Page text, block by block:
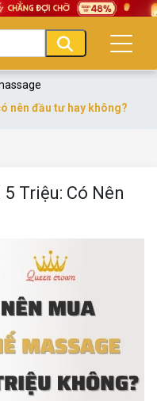
nên đầu tư hay không?
Triệu: Có Nên